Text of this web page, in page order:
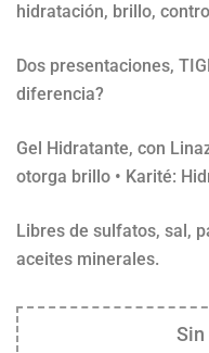
hidratación, brillo,
Dos presentaciones,
diferencia?
Gel Hidratante, con
otorga brillo • Karité:
Libres de sulfatos, sal,
aceites minerales.